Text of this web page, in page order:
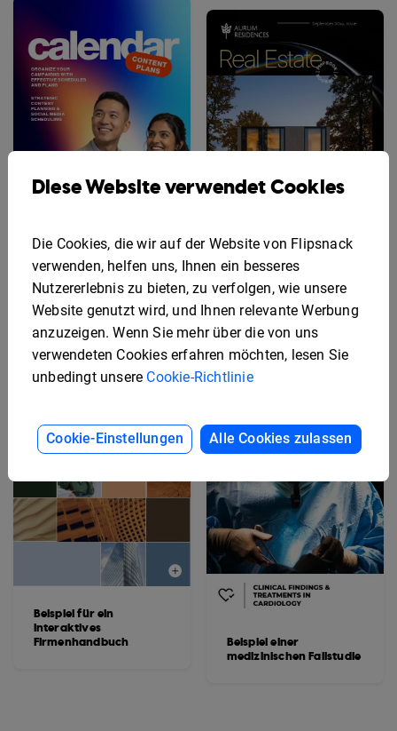
Beispiel für einen
Inhaltskalender
Beispiel für ein
interaktives
Firmenhandbuch
Beispiel für eine
interaktive
Immobilienbroschüre
Beispiel einer
medizinischen Fallstudie
Diese Website verwendet Cookies
Die Cookies, die wir auf der Website von Flipsnack
verwenden, helfen uns, Ihnen ein besseres
Nutzererlebnis zu bieten, zu verfolgen, wie unsere
Website genutzt wird, und Ihnen relevante Werbung
anzuzeigen. Wenn Sie mehr über die von uns
verwendeten Cookies erfahren möchten, lesen Sie
unbedingt unsere Cookie-Richtlinie
Cookie-Einstellungen Alle Cookies zulassen